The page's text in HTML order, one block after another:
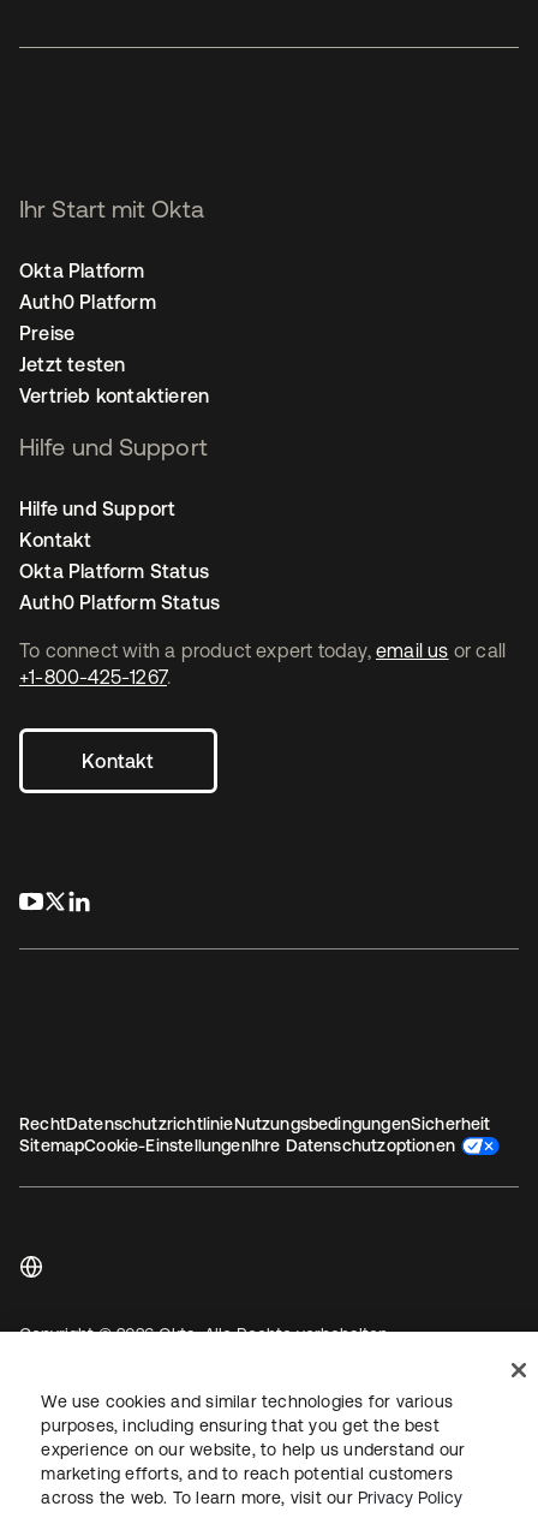
To connect with a product expert today, email us or call
+1-800-425-1267.
Kontakt
wird in einer neuen Registerkarte geöffnet
wird in einer neuen Registerkarte geöffnet
Ihr Start mit Okta
Okta Platform
Auth0 Platform
Preise
Jetzt testen
Vertrieb kontaktieren
Hilfe und Support
Hilfe und Support
Kontakt
Okta Platform Status
Auth0 Platform Status
RechtDatenschutzrichtlinieNutzungsbedingungenSicherheit
SitemapCookie-EinstellungenIhre Datenschutzoptionen
Copyright © 2026 Okta. Alle Rechte vorbehalten.
We use cookies and similar technologies for various
purposes, including ensuring that you get the best
experience on our website, to help us understand our
marketing efforts, and to reach potential customers
across the web. To learn more, visit our Privacy Policy